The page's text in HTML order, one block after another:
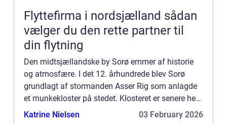
Flyttefirma i nordsjælland sådan
vælger du den rette partner til
din flytning
Den midtsjællandske by Sorø emmer af historie
og atmosfære. I det 12. århundrede blev Sorø
grundlagt af stormanden Asser Rig som anlagde
et munkekloster på stedet. Klosteret er senere hen
blevet til Sorø Akademis Skole, som er det lokale
Katrine Nielsen 03 February 2026